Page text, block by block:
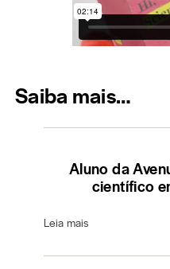
Saiba mais…
Aluno da
científico
Leia mais